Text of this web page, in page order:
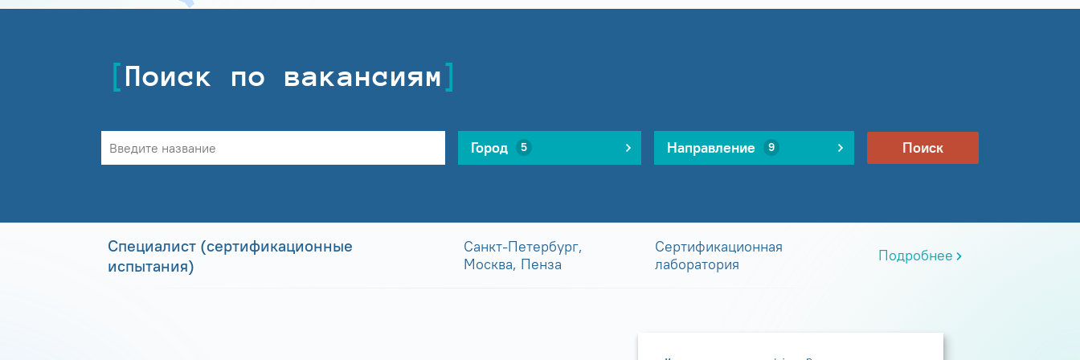
Поиск по вакансиям
Город 5 Направление 9 Поиск
Специалист (сертификационные
испытания)
Санкт-Петербург,
Москва, Пенза
Сертификационная
лаборатория
Подробнее